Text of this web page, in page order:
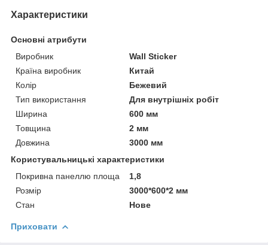
Характеристики
Основні атрибути
Виробник
Wall Sticker
Країна виробник
Китай
Колір
Бежевий
Тип використання
Для внутрішніх робіт
Ширина
600 мм
Товщина
2 мм
Довжина
3000 мм
Користувальницькі характеристики
Покривна панеллю площа
1,8
Розмір
3000*600*2 мм
Стан
Нове
Приховати